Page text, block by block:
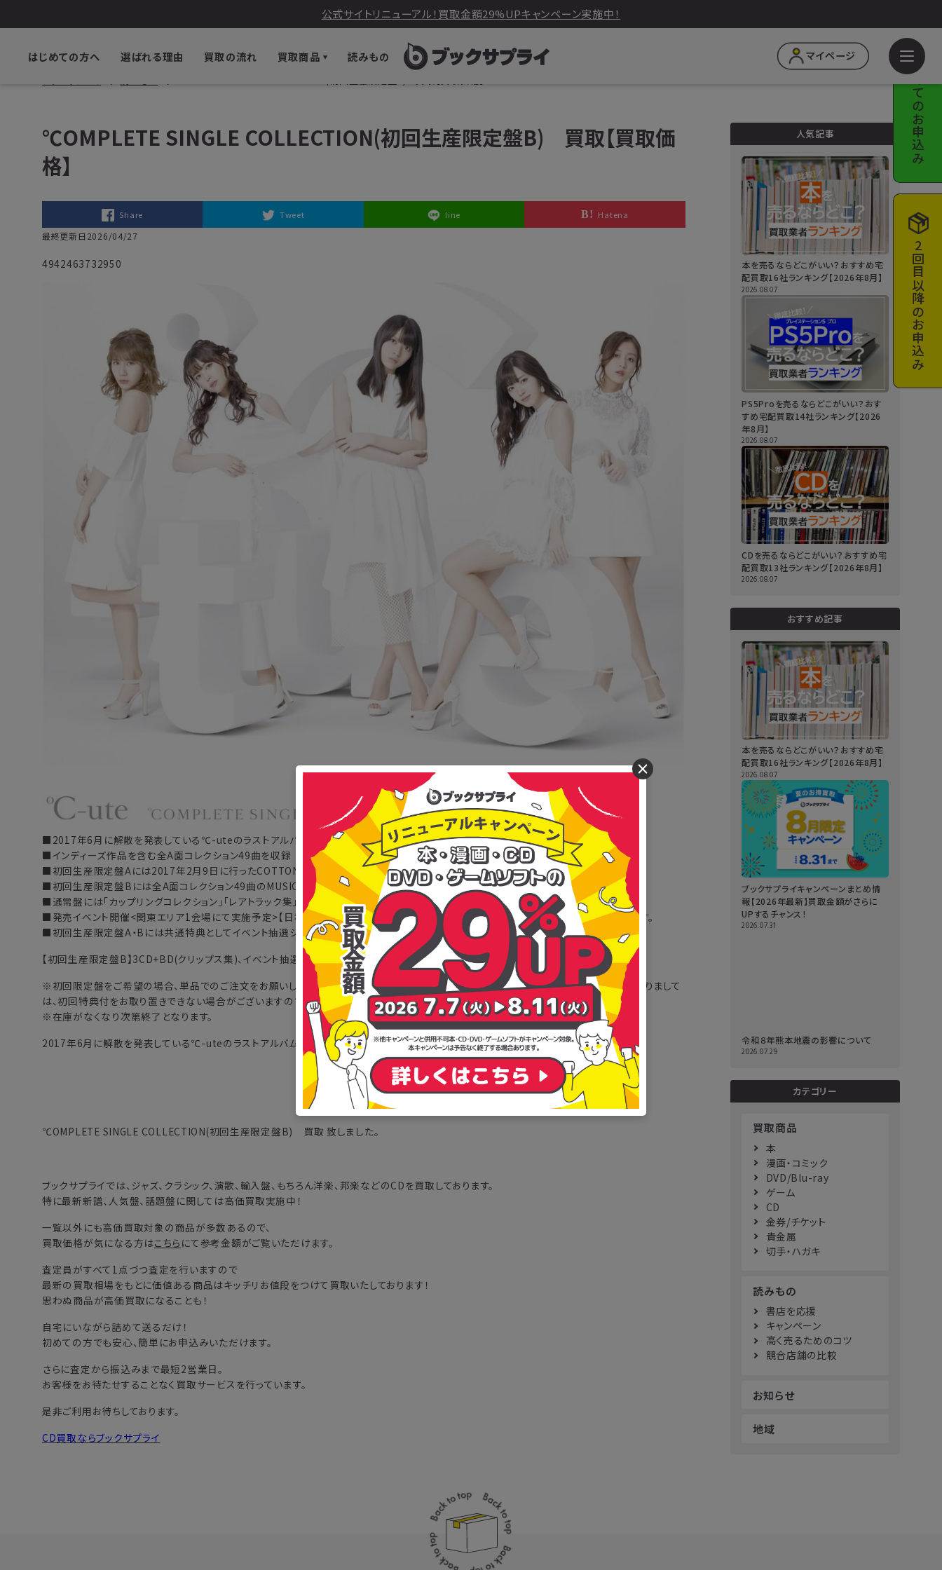
公式サイトリニューアル！買取金額29%UPキャンペーン実施中！
はじめての方へ 選ばれる理由 買取の流れ 買取商品 読みもの マイページ はじめての
お申込み
2回目以降の
お申込み
℃OMPLETE SINGLE COLLECTION(初回生産限定盤B) 買取【買取価
格】
Share Tweet line Hatena
最終更新日2026/04/27
4942463732950
■2017年6月に解散を発表している℃-uteのラストアルバム! !
■インディーズ作品を含む全A面コレクション49曲を収録
■初回生産限定盤Aには2017年2月9日に行ったCOTTON CLUBでのスペシャルライブを収録
■初回生産限定盤Bには全A面コレクション49曲のMUSIC VIDEOを収録
■通常盤には「カップリングコレクション」「レアトラック集」を収録。「レアトラック集」には新録曲を含む未発表曲も収録しています。
■発売イベント開催<関東エリア1会場にて実施予定>【日程・会場調整中】イベントの詳細は決まり次第ホームページにてお知らせ致します。
■初回生産限定盤A・Bには共通特典としてイベント抽選シリアルナンバーカード封入! (通常盤には封入されません)
【初回生産限定盤B】3CD+BD(クリップス集)、イベント抽選シリアルナンバーカード封入
※初回限定盤をご希望の場合、単品でのご注文をお願いします。他の商品とあわせてご注文されますと、それらの商品の発送可能時期によりまして
は、初回特典付をお取り置きできない場合がございますので、ご了承ください。
※在庫がなくなり次第終了となります。
2017年6月に解散を発表している℃-uteのラストアルバム!インディーズ作品を含む全A面コレクションを収録! (C)RS
℃OMPLETE SINGLE COLLECTION(初回生産限定盤B) 買取 致しました。
ブックサプライでは、ジャズ、クラシック、演歌、輸入盤、もちろん洋楽、邦楽などのCDを買取しております。
特に最新新譜、人気盤、話題盤に関しては高価買取実施中！
一覧以外にも高価買取対象の商品が多数あるので、
買取価格が気になる方はこちら にて参考金額がご覧いただけます。
査定員がすべて1点づつ査定を行いますので
最新の買取相場をもとに価値ある商品はキッチリお値段をつけて買取いたしております！
思わぬ商品が高価買取になることも！
自宅にいながら詰めて送るだけ！
初めての方でも安心、簡単にお申込みいただけます。
さらに査定から振込みまで最短2営業日。
お客様をお待たせすることなく買取サービスを行っています。
是非ご利用お待ちしております。
CD買取ならブックサプライ
人気記事
本を売るならどこがいい？おすすめ宅
配買取16社ランキング【2026年8月】
2026.08.07
PS5Proを売るならどこがいい？おす
すめ宅配買取14社ランキング【2026
年8月】
2026.08.07
CDを売るならどこがいい？おすすめ宅
配買取13社ランキング【2026年8月】
2026.08.07
おすすめ記事
本を売るならどこがいい？おすすめ宅
配買取16社ランキング【2026年8月】
2026.08.07
ブックサプライキャンペーンまとめ情
報【2026年最新】買取金額がさらに
UPするチャンス！
2026.07.31
令和８年熊本地震の影響について
2026.07.29
カテゴリー
買取商品
本
漫画・コミック
DVD/Blu-ray
ゲーム
CD
金券/チケット
貴金属
切手・ハガキ
読みもの
書店を応援
キャンペーン
高く売るためのコツ
競合店舗の比較
お知らせ
地域
×